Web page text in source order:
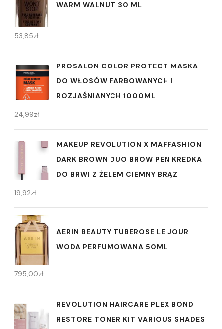
WARM WALNUT 30 ML
53,85zł
PROSALON COLOR PROTECT MASKA
DO WŁOSÓW FARBOWANYCH I
ROZJAŚNIANYCH 1000ML
24,99zł
MAKEUP REVOLUTION X MAFFASHION
DARK BROWN DUO BROW PEN KREDKA
DO BRWI Z ŻELEM CIEMNY BRĄZ
19,92zł
AERIN BEAUTY TUBEROSE LE JOUR
WODA PERFUMOWANA 50ML
795,00zł
REVOLUTION HAIRCARE PLEX BOND
RESTORE TONER KIT VARIOUS SHADES